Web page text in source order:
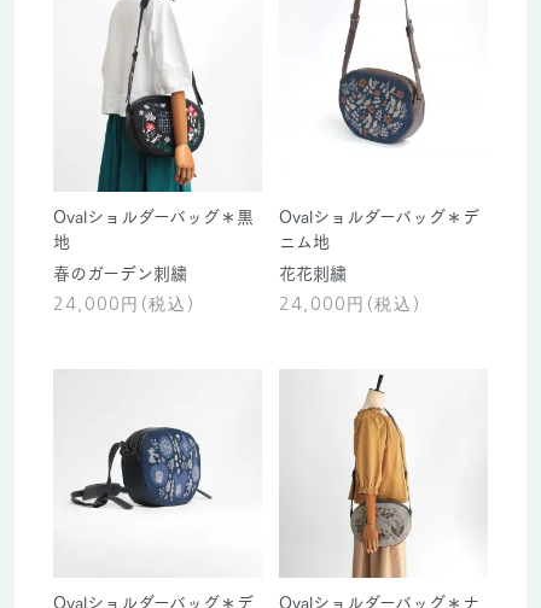
Ovalショルダーバッグ＊黒
地
春のガーデン刺繍
24,000円(税込)
Ovalショルダーバッグ＊デ
ニム地
花花刺繍
24,000円(税込)
Ovalショルダーバッグ＊デ
Ovalショルダーバッグ＊ナ